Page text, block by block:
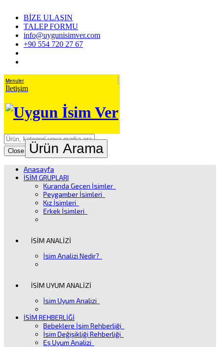
BİZE ULAŞIN
TALEP FORMU
info@uygunisimver.com
+90 554 720 27 67
Menuler
İletişim
Close Ürün Arama
Anasayfa
İSİM GRUPLARI
Kuranda Geçen İsimler
Peygamber İsimleri
Kız İsimleri
Erkek İsimleri
İSİM ANALİZİ
İsim Analizi Nedir?
İSİM UYUM ANALİZİ
İsim Uyum Analizi
İSİM REHBERLİĞİ
Bebeklere İsim Rehberliği
İsim Değişikliği Rehberliği
Eş Uyum Analizi